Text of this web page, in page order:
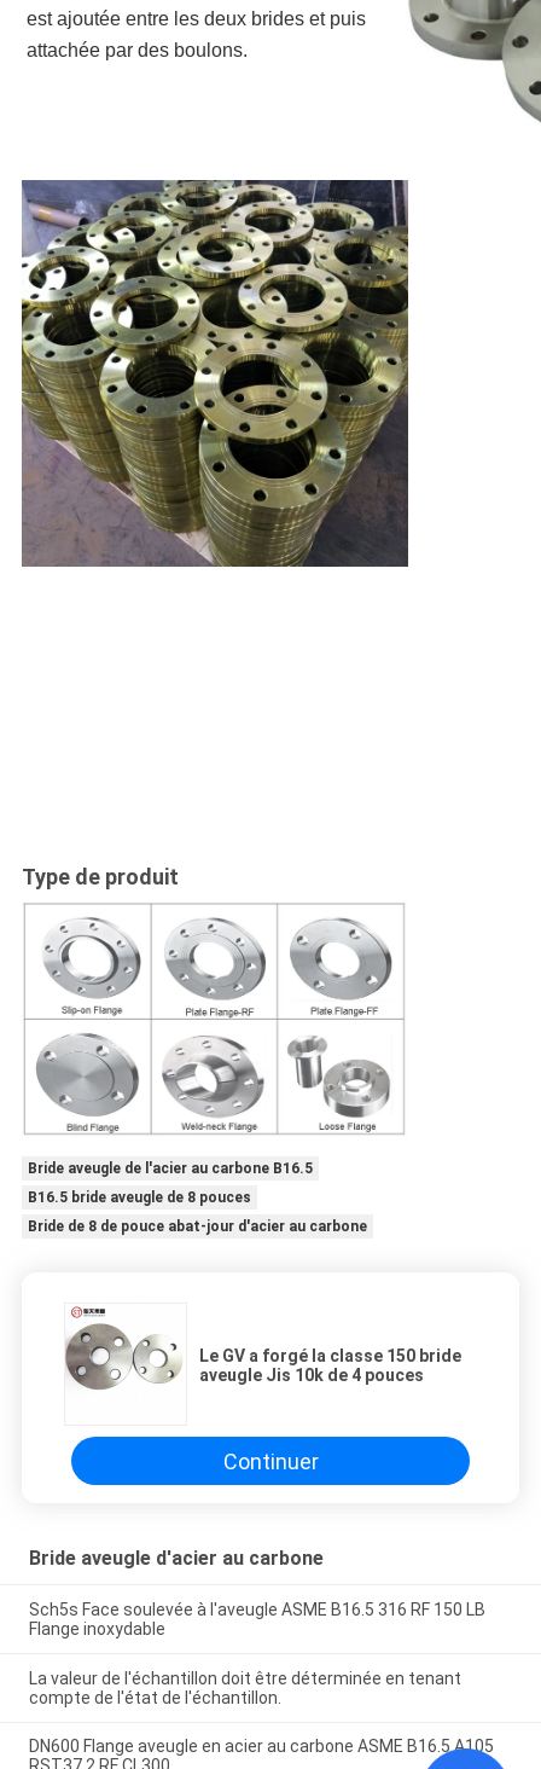
est ajoutée entre les deux brides et puis
attachée par des boulons.
Type de produit
Bride aveugle de l'acier au carbone B16.5
B16.5 bride aveugle de 8 pouces
Bride de 8 de pouce abat-jour d'acier au carbone
Le GV a forgé la classe 150 bride
aveugle Jis 10k de 4 pouces
Continuer
Bride aveugle d'acier au carbone
Sch5s Face soulevée à l'aveugle ASME B16.5 316 RF 150 LB
Flange inoxydable
La valeur de l'échantillon doit être déterminée en tenant
compte de l'état de l'échantillon.
DN600 Flange aveugle en acier au carbone ASME B16.5 A105